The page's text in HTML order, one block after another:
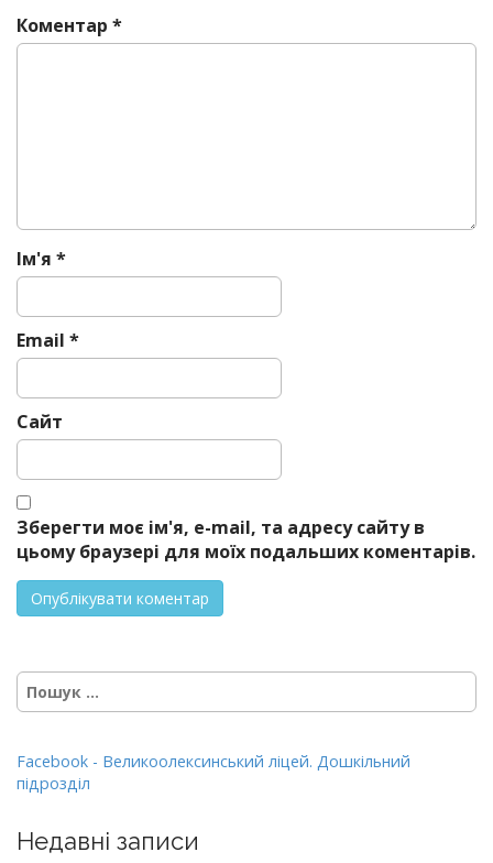
v
iКоментар *
Ім'я *
Email *
Сайт
Зберегти моє ім'я, e-mail, та адресу сайту в
цьому браузері для моїх подальших коментарів.
Пошук:
Facebook - Великоолексинський ліцей. Дошкільний
підрозділ
Недавні записи